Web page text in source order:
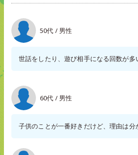
50代 / 男性
世話をしたり、遊び相手になる回数が多
60代 / 男性
子供のことが一番好きだけど、理由は分